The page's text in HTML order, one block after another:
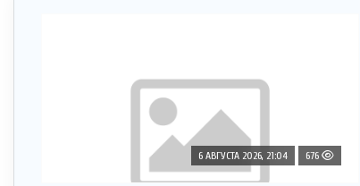
6 АВГУСТА 2026, 21:04 676